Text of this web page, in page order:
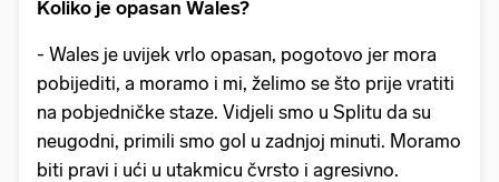
Koliko je opasan Wales?
- Wales je uvijek vrlo opasan, pogotovo jer mora
pobijediti, a moramo i mi, želimo se što prije vratiti
na pobjedničke staze. Vidjeli smo u Splitu da su
neugodni, primili smo gol u zadnjoj minuti. Moramo
biti pravi i ući u utakmicu čvrsto i agresivno.